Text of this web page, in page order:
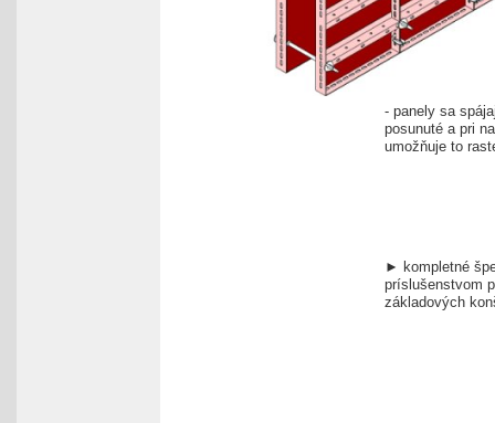
- panely sa
posunuté a pri
umožňuje to
► kompletné
príslušenstvom
základových